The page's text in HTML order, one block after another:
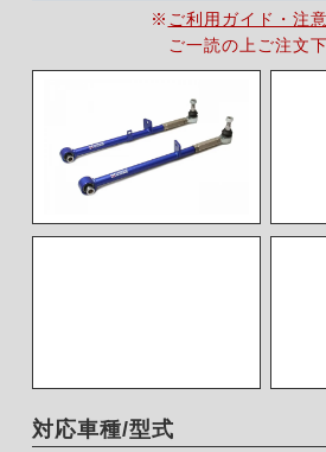
※ ご利用ガイド・注
ご一読の上ご注文
対応車種/型式